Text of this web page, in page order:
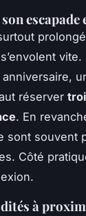
escapade
réserver
. En
sont souvent
Côté
à